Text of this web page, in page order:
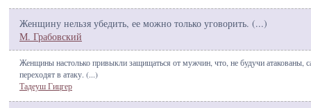
Женщину нельзя убедить, ее можно только уговорить. (...)
М. Грабовский
Женщины настолько привыкли защищаться от мужчин, что, не будучи атакованы,
переходят в атаку. (...)
Тадеуш Гицгер